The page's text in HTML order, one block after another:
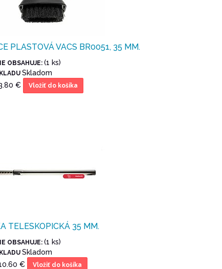
PLASTOVÁ VACS BR0051, 35 MM.
OBSAHUJE:(1 ks)
Skladom
€ Vložiť do košíka
TELESKOPICKÁ 35 MM.
OBSAHUJE:(1 ks)
Skladom
€ Vložiť do košíka